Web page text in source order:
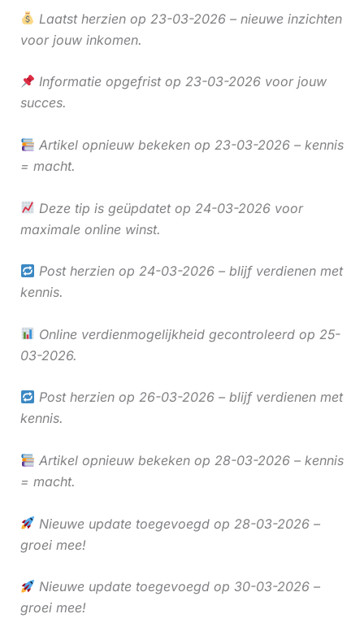
Laatst herzien op 23-03-2026 – nieuwe inzichten
voor jouw inkomen.
Informatie opgefrist op 23-03-2026 voor jouw
succes.
Artikel opnieuw bekeken op 23-03-2026 – kennis
= macht.
Deze tip is geüpdatet op 24-03-2026 voor
maximale online winst.
Post herzien op 24-03-2026 – blijf verdienen met
kennis.
Online verdienmogelijkheid gecontroleerd op 25-
03-2026.
Post herzien op 26-03-2026 – blijf verdienen met
kennis.
Artikel opnieuw bekeken op 28-03-2026 – kennis
= macht.
Nieuwe update toegevoegd op 28-03-2026 –
groei mee!
Nieuwe update toegevoegd op 30-03-2026 –
groei mee!